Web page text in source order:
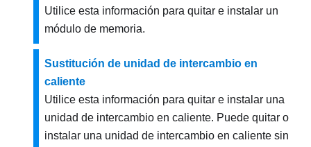
Utilice esta información para quitar e instalar un
módulo de memoria.
Sustitución de unidad de intercambio en
caliente
Utilice esta información para quitar e instalar una
unidad de intercambio en caliente. Puede quitar o
instalar una unidad de intercambio en caliente sin